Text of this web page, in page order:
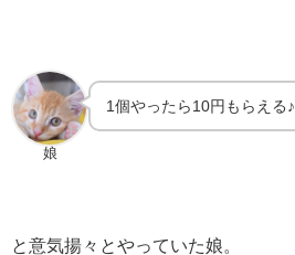
娘
1個やったら10円もらえる♪
と意気揚々とやっていた娘。